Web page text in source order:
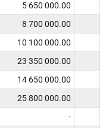
5 650 000.00
8 700 000.00
10 100 000.00
23 350 000.00
14 650 000.00
25 800 000.00
-